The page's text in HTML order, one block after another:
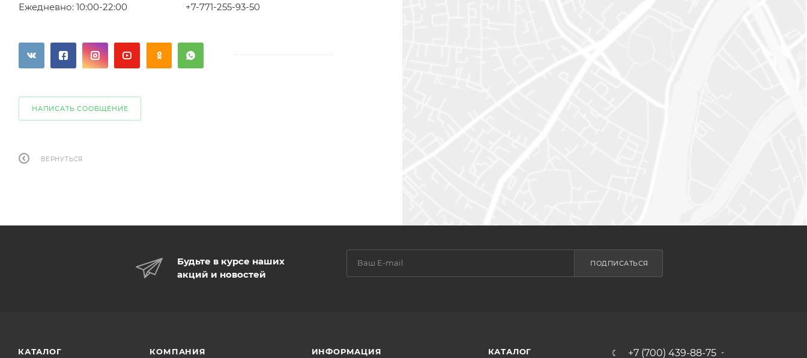
Ежедневно: 10:00-22:00 +7-771-255-93-50
НАПИСАТЬ СООБЩЕНИЕ
ВЕРНУТЬСЯ
Будьте в курсе наших
акций и новостей
ПОДПИСАТЬСЯ
КАТАЛОГ КОМПАНИЯ ИНФОРМАЦИЯ КАТАЛОГ +7 (700) 439-88-75